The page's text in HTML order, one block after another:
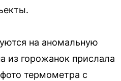
на аномальную
из горожанок прислала
термометра с